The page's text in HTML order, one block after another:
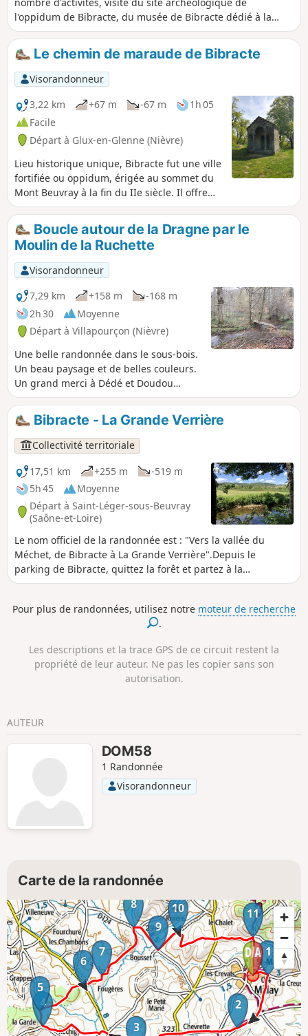
l'oppidum de Bibracte, du musée de Bibracte dédié à la
civilisation gauloise, et aussi de nombreuses possibilités de
balades comme le tour des remparts ou des parcours de
grande randonnée comme le GR®13 ou le GR®131. Et si par
bonheur à la fin de votre randonnée la brume envahit ces
lieux, l'atmosphère qui s'en dégage vous donnera
certainement la chair de poule.
Le chemin de maraude de Bibracte
Visorandonneur
3,22 km
+67 m -67 m
1h 05
Facile
Départ à Glux-en-Glenne (Nièvre)
Lieu historique unique, Bibracte fut une ville
fortifiée ou oppidum, érigée au sommet du
Mont Beuvray à la fin du IIe siècle. Il offre
au-delà de son espace naturel protégé
(labellisé "Grand Site de France" au sein du
PNR du Morvan) un site archéologique
exceptionnel. Le Chemin de maraude est un
circuit de 3 km permettant d'allier points de
vue, lieux de fouille et promenade entre
forêt et clairières.
Boucle autour de la Dragne par le
Moulin de la Ruchette
Visorandonneur
7,29 km
+158 m
-168 m
2h 30
Moyenne
Départ à Villapourçon (Nièvre)
Une belle randonnée dans le sous-bois.
Un beau paysage et de belles couleurs.
Un grand merci à Dédé et Doudou
d’avoir rendu le chemin à nouveau
praticable en nettoyant le sentier et en
construisant cette passerelle sur la
Dragne.
Bibracte - La Grande Verrière
Collectivité territoriale
17,51 km
+255 m
-519 m
5h 45
Moyenne
Départ à Saint-Léger-sous-Beuvray
(Saône-et-Loire)
Le nom officiel de la randonnée est : "Vers la vallée du
Méchet, de Bibracte à La Grande Verrière".Depuis le
parking de Bibracte, quittez la forêt et partez à la
découverte de la Vallée du Méchet, entre jolis villages et
Respirez, vous êtes sur le Grand Site de France "Bibracte
Pour plus de randonnées, utilisez notre moteur de recherche
.
Les descriptions et la trace GPS de ce circuit restent la
propriété de leur auteur. Ne pas les copier sans son
autorisation.
AUTEUR
DOM58
1 Randonnée
Visorandonneur
Carte de la randonnée
1
2
3
4
5
6
7
8
9
10 11